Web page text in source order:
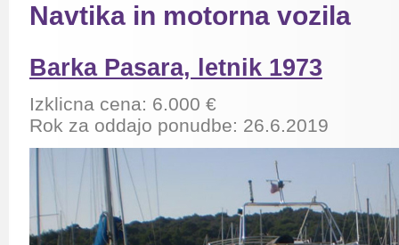
Navtika in motorna vozila
Barka Pasara, letnik 1973
Izklicna cena: 6.000 €
Rok za oddajo ponudbe: 26.6.2019